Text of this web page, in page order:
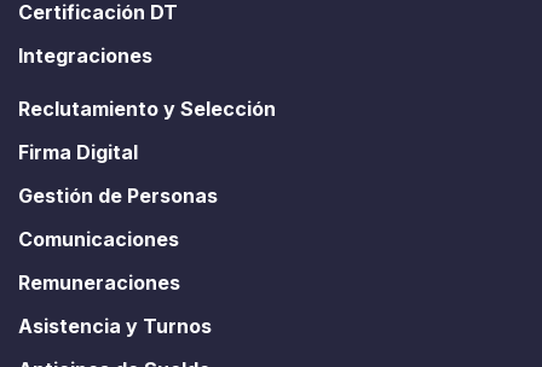
Certificación DT
Integraciones
Reclutamiento y Selección
Firma Digital
Gestión de Personas
Comunicaciones
Remuneraciones
Asistencia y Turnos